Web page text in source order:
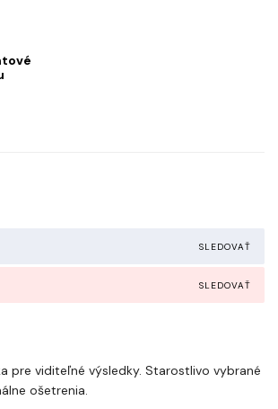
SLEDOVAŤ
SLEDOVAŤ
pre viditeľné výsledky. Starostlivo vybrané
ošetrenia.